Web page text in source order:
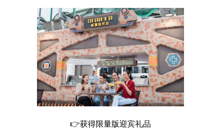
👉获得限量版迎宾礼品